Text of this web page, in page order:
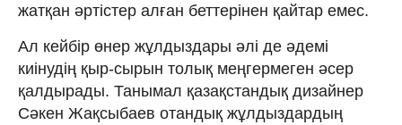
жатқан әртістер алған беттерінен қайтар емес.
Ал кейбір өнер жұлдыздары әлі де әдемі
киінудің қыр-сырын толық меңгермеген әсер
қалдырады. Танымал қазақстандық дизайнер
Сәкен Жақсыбаев отандық жұлдыздардың